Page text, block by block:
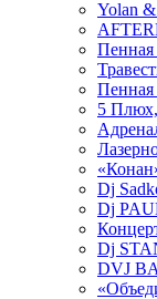
Yolan
Пенная
Пенная
5
Dj
Dj
Dj
DVJ